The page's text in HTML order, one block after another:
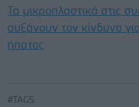
Τα μικροπλαστικά στις
αυξάνουν τον κίνδυνο
ήπατος
#TAGS